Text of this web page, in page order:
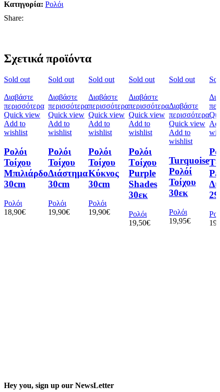
Κατηγορία: Ρολόι
Share:
Σχετικά προϊόντα
Sold out
Διαβάστε
περισσότερα
Quick view
Add to
wishlist
Ρολόι
Τοίχου
Μπιλιάρδο
30cm
Ρολόι
18,90€
Sold out
Διαβάστε
περισσότερα
Quick view
Add to
wishlist
Ρολόι
Τοίχου
Διάστημα
30cm
Ρολόι
19,90€
Sold out
Διαβάστε
περισσότερα
Quick view
Add to
wishlist
Ρολόι
Τοίχου
Κύκνος
30cm
Ρολόι
19,90€
Sold out
Διαβάστε
περισσότερα
Quick view
Add to
wishlist
Ρολόι
Tοίχου
Purple
Shades
30εκ
Ρολόι
19,50€
Sold out
Διαβάστε
περισσότερα
Quick view
Add to
wishlist
Turquoise
Ρολόί
Τοίχου
30εκ
Ρολόι
19,95€
Hey you, sign up our NewsLetter